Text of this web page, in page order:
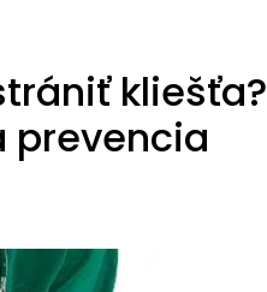
kliešťa?
prevencia